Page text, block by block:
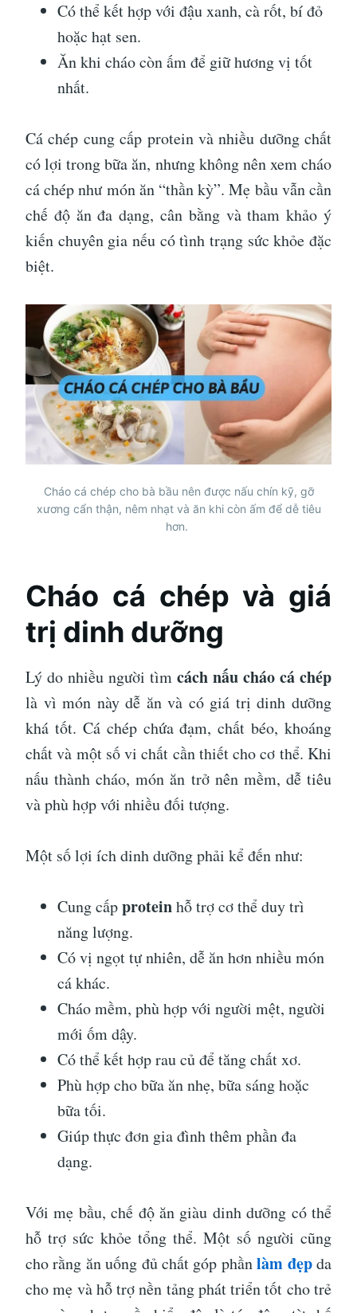
Có thể kết hợp với đậu xanh, cà rốt, bí đỏ
hoặc hạt sen.
Ăn khi cháo còn ấm để giữ hương vị tốt
nhất.
Cá chép cung cấp protein và nhiều dưỡng chất
có lợi trong bữa ăn, nhưng không nên xem cháo
cá chép như món ăn “thần kỳ”. Mẹ bầu vẫn cần
chế độ ăn đa dạng, cân bằng và tham khảo ý
kiến chuyên gia nếu có tình trạng sức khỏe đặc
biệt.
Cháo cá chép cho bà bầu nên được nấu chín kỹ, gỡ
xương cẩn thận, nêm nhạt và ăn khi còn ấm để dễ tiêu
hơn.
Cháo cá chép và giá
trị dinh dưỡng
Lý do nhiều người tìm cách nấu cháo cá chép
là vì món này dễ ăn và có giá trị dinh dưỡng
khá tốt. Cá chép chứa đạm, chất béo, khoáng
chất và một số vi chất cần thiết cho cơ thể. Khi
nấu thành cháo, món ăn trở nên mềm, dễ tiêu
và phù hợp với nhiều đối tượng.
Một số lợi ích dinh dưỡng phải kể đến như:
Cung cấpproteinhỗ trợ cơ thể duy trì
năng lượng.
Có vị ngọt tự nhiên, dễ ăn hơn nhiều món
cá khác.
Cháo mềm, phù hợp với người mệt, người
mới ốm dậy.
Có thể kết hợp rau củ để tăng chất xơ.
Phù hợp cho bữa ăn nhẹ, bữa sáng hoặc
bữa tối.
Giúp thực đơn gia đình thêm phần đa
dạng.
Với mẹ bầu, chế độ ăn giàu dinh dưỡng có thể
hỗ trợ sức khỏe tổng thể. Một số người cũng
cho rằng ăn uống đủ chất góp phầnlàm đẹpda
cho mẹ và hỗ trợ nền tảng phát triển tốt cho trẻ